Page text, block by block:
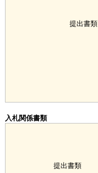
提出書類
入札関係書類
提出書類